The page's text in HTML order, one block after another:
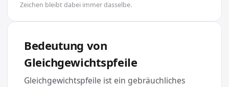
Zeichen bleibt dabei immer dasselbe.
Bedeutung von
Gleichgewichtspfeile
Gleichgewichtspfeile ist ein gebräuchliches